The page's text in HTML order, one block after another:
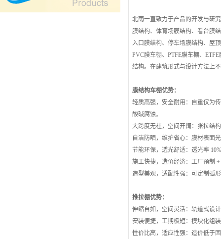
北雨一直致力于产品的开发与研
膜结构、体育场膜结构、看台膜
入口膜结构、停车场膜结构、屋
PVC膜车棚、PTFE膜车棚、
结构。在建筑形式与设计方法上
膜结构车棚优势：
轻质高强，安全耐用：自重仅为
酸碱腐蚀。
大跨度无柱，空间开阔：张拉结
自洁防晒，维护省心：膜材表面
节能环保，透光舒适：透光率
施工快捷，造价经济：工厂预制
造型美观，适配性强：可定制
推拉棚优势：
伸缩自如，空间灵活：轨道式设
安装便捷，工期极短：模块化组
性价比高，适应性强：造价低于